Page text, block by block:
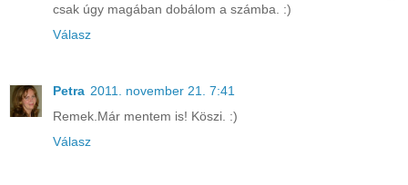
csak úgy magában dobálom a számba. :)
Válasz
Petra 2011. november 21. 7:41
Remek.Már mentem is! Köszi. :)
Válasz